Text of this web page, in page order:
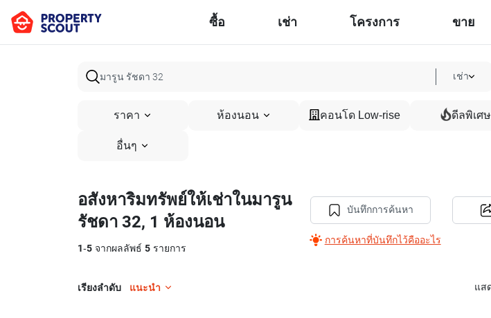
ซื้อ เช่า โครงการ ขาย
เช่า
ราคา ห้องนอน คอนโด Low-rise ดีลพิเศษ
อื่นๆ
อสังหาริมทรัพย์ให้เช่าในมารูน
รัชดา 32, 1 ห้องนอน
1-5 จากผลลัพธ์ 5 รายการ
บันทึกการค้นหา
การค้นหาที่บันทึกไว้คืออะไร
เรียงลำดับ แนะนำ แส